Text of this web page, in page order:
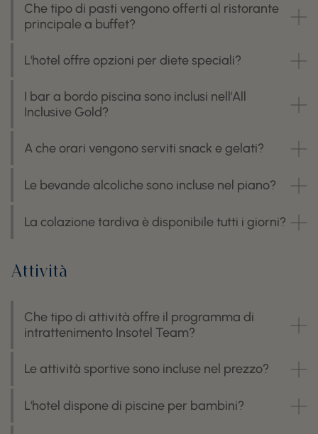
Che tipo di pasti vengono offerti al ristorante
principale a buffet?
L'hotel offre opzioni per diete speciali?
I bar a bordo piscina sono inclusi nell'All
Inclusive Gold?
A che orari vengono serviti snack e gelati?
Le bevande alcoliche sono incluse nel piano?
La colazione tardiva è disponibile tutti i giorni?
Attività
Che tipo di attività offre il programma di
intrattenimento Insotel Team?
Le attività sportive sono incluse nel prezzo?
L'hotel dispone di piscine per bambini?